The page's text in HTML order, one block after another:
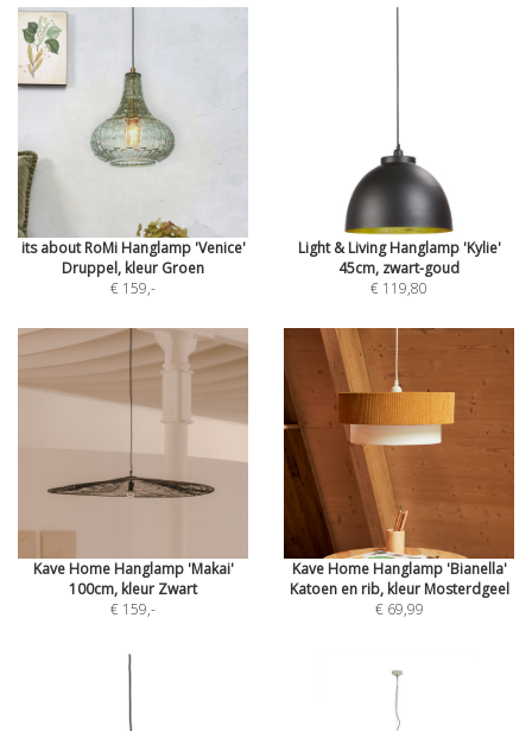
its about RoMi Hanglamp 'Venice'
Druppel, kleur Groen
€ 159,-
Light & Living Hanglamp 'Kylie'
45cm, zwart-goud
€ 119,80
Kave Home Hanglamp 'Makai'
100cm, kleur Zwart
€ 159,-
Kave Home Hanglamp 'Bianella'
Katoen en rib, kleur Mosterdgeel
€ 69,99